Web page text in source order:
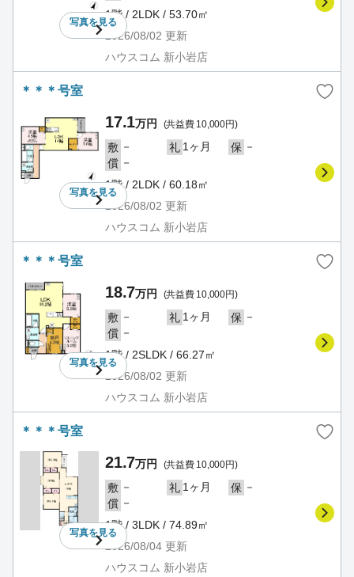
写真を見る
1階 / 2LDK / 53.70㎡
2026/08/02 更新
ハウスコム 新小岩店
＊＊＊号室
写真を見る
17.1万円 (共益費 10,000円)
敷 － 礼 1ヶ月 保 －
償 －
1階 / 2LDK / 60.18㎡
2026/08/02 更新
ハウスコム 新小岩店
＊＊＊号室
写真を見る
18.7万円 (共益費 10,000円)
敷 － 礼 1ヶ月 保 －
償 －
1階 / 2SLDK / 66.27㎡
2026/08/02 更新
ハウスコム 新小岩店
＊＊＊号室
写真を見る
21.7万円 (共益費 10,000円)
敷 － 礼 1ヶ月 保 －
償 －
1階 / 3LDK / 74.89㎡
2026/08/04 更新
ハウスコム 新小岩店